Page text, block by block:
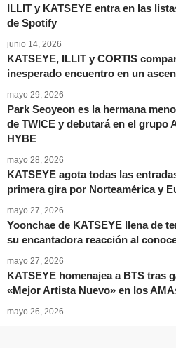
ILLIT y KATSEYE entra en las
de Spotify
junio 14, 2026
KATSEYE, ILLIT y CORTIS
inesperado encuentro en un
mayo 29, 2026
Park Seoyeon es la hermana
de TWICE y debutará en el grupo
HYBE
mayo 28, 2026
KATSEYE agota todas las
primera gira por Norteamérica y
mayo 27, 2026
Yoonchae de KATSEYE llena de
su encantadora reacción al
mayo 27, 2026
KATSEYE homenajea a BTS tras
«Mejor Artista Nuevo» en los
mayo 26, 2026